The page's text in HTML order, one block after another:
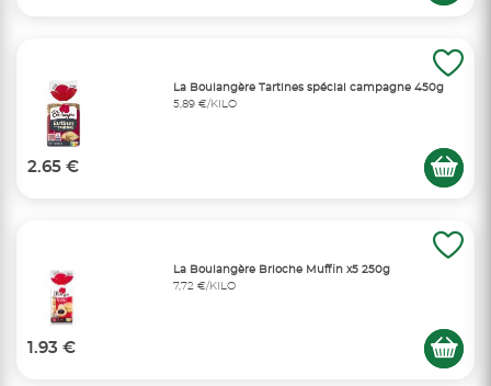
La Boulangère Tartines spécial campagne 450g
5,89 €/KILO
2.65 €
La Boulangère Brioche Muffin x5 250g
7,72 €/KILO
1.93 €